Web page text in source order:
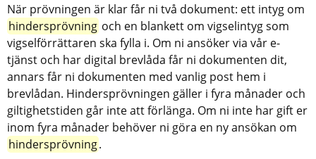
När prövningen är klar får ni två dokument: ett intyg om
hindersprövning och en blankett om vigselintyg som
vigselförrättaren ska fylla i. Om ni ansöker via vår e-
tjänst och har digital brevlåda får ni dokumenten dit,
annars får ni dokumenten med vanlig post hem i
brevlådan. Hindersprövningen gäller i fyra månader och
giltighetstiden går inte att förlänga. Om ni inte har gift er
inom fyra månader behöver ni göra en ny ansökan om
hindersprövning.